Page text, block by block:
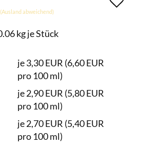
(Ausland abweichend)
kg je Stück
je 3,30 EUR (6,60 EUR
pro 100 ml)
je 2,90 EUR (5,80 EUR
pro 100 ml)
je 2,70 EUR (5,40 EUR
pro 100 ml)